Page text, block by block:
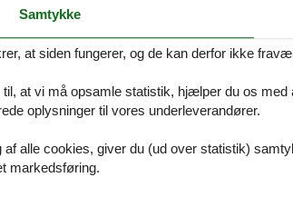
udvalg af ferieboliger hvor dyr gerne må
udvalg af sommerhuse i uge 29
Samtykke
at siden fungerer, og de kan derfor ikke
at vi må opsamle statistik, hjælper du os med
oplysninger til vores underleverandører.
alle cookies, giver du (ud over statistik)
markedsføring.